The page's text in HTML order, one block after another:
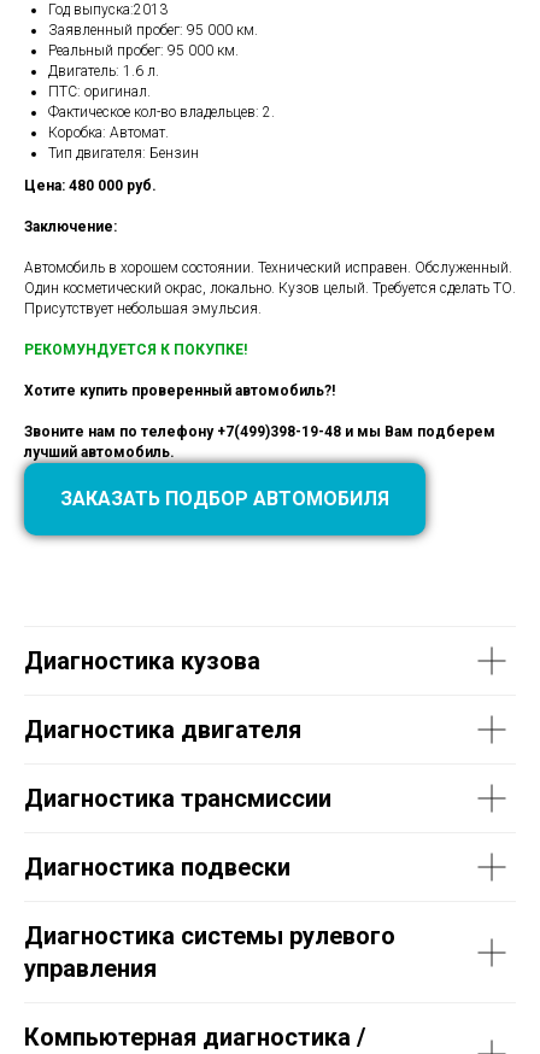
Год выпуска:2013
Заявленный пробег: 95 000 км.
Реальный пробег: 95 000 км.
Двигатель: 1.6 л.
ПТС: оригинал.
Фактическое кол-во владельцев: 2.
Коробка: Автомат.
Тип двигателя: Бензин
Цена: 480 000 руб.
Заключение:
Автомобиль в хорошем состоянии. Технический исправен. Обслуженный.
Один косметический окрас, локально. Кузов целый. Требуется сделать ТО.
Присутствует небольшая эмульсия.
РЕКОМУНДУЕТСЯ К ПОКУПКЕ!
Хотите купить проверенный автомобиль?!
Звоните нам по телефону +7(499)398-19-48 и мы Вам подберем
лучший автомобиль.
ЗАКАЗАТЬ ПОДБОР АВТОМОБИЛЯ
Диагностика кузова
Диагностика двигателя
Диагностика трансмиссии
Диагностика подвески
Диагностика системы рулевого
управления
Компьютерная диагностика /